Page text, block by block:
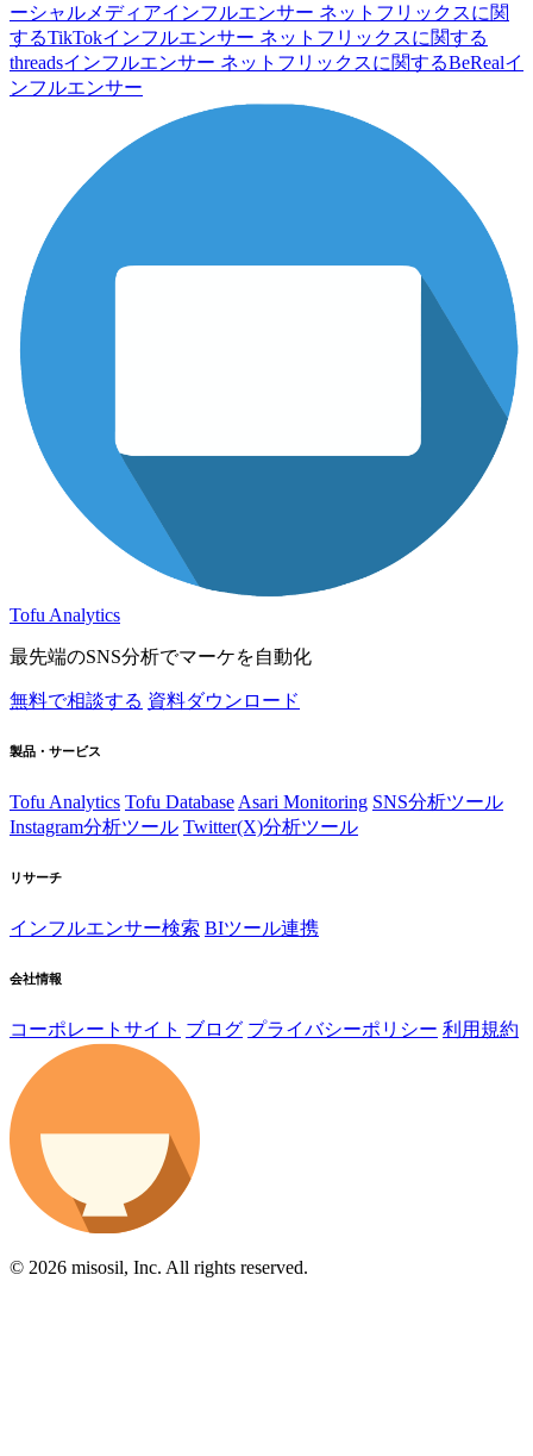
ーシャルメディアインフルエンサー ネットフリックスに関
するTikTokインフルエンサー ネットフリックスに関する
threadsインフルエンサー ネットフリックスに関するBeRealイ
ンフルエンサー
Tofu Analytics
最先端のSNS分析でマーケを自動化
無料で相談する 資料ダウンロード
製品・サービス
Tofu Analytics Tofu Database Asari Monitoring SNS分析ツール
Instagram分析ツール Twitter(X)分析ツール
リサーチ
インフルエンサー検索 BIツール連携
会社情報
コーポレートサイト ブログ プライバシーポリシー 利用規約
© 2026 misosil, Inc. All rights reserved.